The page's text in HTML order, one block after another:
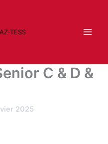
TESS
C & D &
2025